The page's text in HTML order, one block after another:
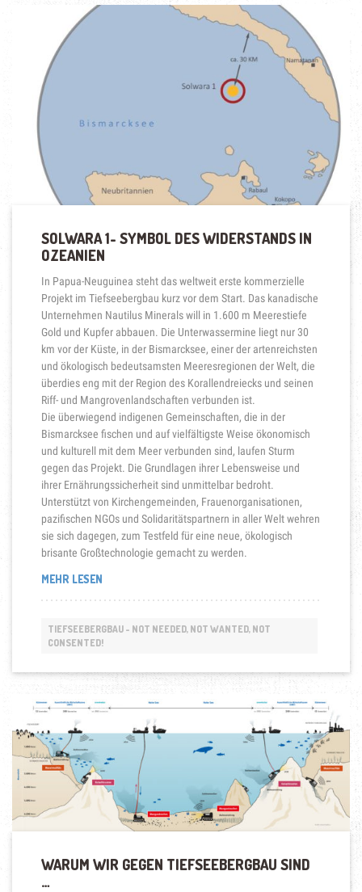
DIE
SOLWARA 1- SYMBOL DES WIDERSTANDS IN
OZEANIEN
In Papua-Neuguinea steht das weltweit erste kommerzielle
Projekt im Tiefseebergbau kurz vor dem Start. Das kanadische
Unternehmen Nautilus Minerals will in 1.600 m Meerestiefe
Gold und Kupfer abbauen. Die Unterwassermine liegt nur 30
km vor der Küste, in der Bismarcksee, einer der artenreichsten
und ökologisch bedeutsamsten Meeresregionen der Welt, die
überdies eng mit der Region des Korallendreiecks und seinen
Riff- und Mangrovenlandschaften verbunden ist.
Die überwiegend indigenen Gemeinschaften, die in der
Bismarcksee fischen und auf vielfältigste Weise ökonomisch
und kulturell mit dem Meer verbunden sind, laufen Sturm
gegen das Projekt. Die Grundlagen ihrer Lebensweise und
ihrer Ernährungssicherheit sind unmittelbar bedroht.
Unterstützt von Kirchengemeinden, Frauenorganisationen,
pazifischen NGOs und Solidaritätspartnern in aller Welt wehren
sie sich dagegen, zum Testfeld für eine neue, ökologisch
brisante Großtechnologie gemacht zu werden.
MEHR LESEN„SOLWARA
DES
WIDERSTANDS
OZEANIEN“
TIEFSEEBERGBAU - NOT NEEDED, NOT WANTED, NOT
CONSENTED!
WARUM WIR GEGEN TIEFSEEBERGBAU SIND
…